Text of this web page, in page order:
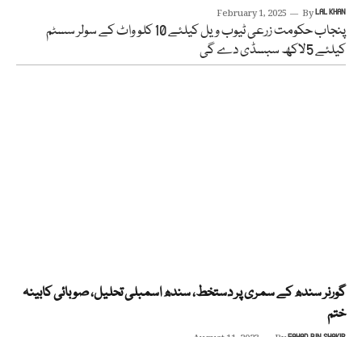
February 1, 2025 ByLAL KHAN
پنجاب حکومت زرعی ٹیوب ویل کیلئے 10 کلو واٹ کے سولر سسٹم
کیلئے 5لاکھ سبسڈی دے گی
گورنر سندھ کے سمری پر دستخط، سندھ اسمبلی تحلیل، صوبائی کابینہ
ختم